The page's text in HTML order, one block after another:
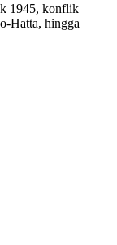
1945, konflik
Hatta, hingga